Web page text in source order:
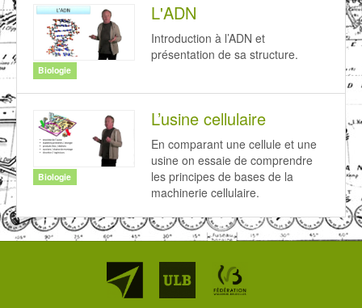
Biologie
L'ADN
Introduction à l’ADN et
présentation de sa structure.
Biologie
L’usine cellulaire
En comparant une cellule et une
usine on essaie de comprendre
les principes de bases de la
machinerie cellulaire.
Partenaires